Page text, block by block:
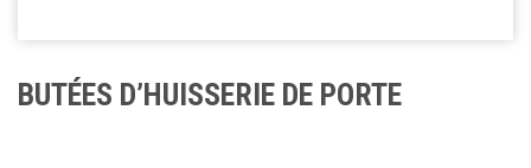
BUTÉES D’HUISSERIE DE PORTE